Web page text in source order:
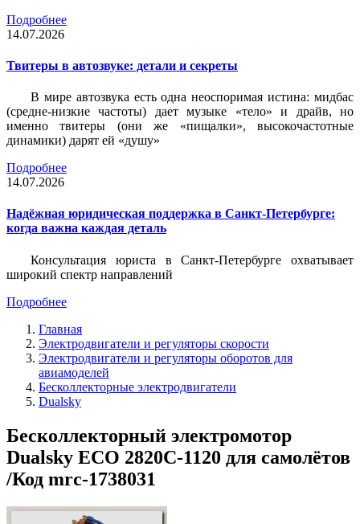
Подробнее
14.07.2026
Твитеры в автозвуке: детали и секреты
В мире автозвука есть одна неоспоримая истина: мидбас
(средне-низкие частоты) дает музыке «тело» и драйв, но
именно твитеры (они же «пищалки», высокочастотные
динамики) дарят ей «душу»
Подробнее
14.07.2026
Надёжная юридическая поддержка в Санкт-Петербурге:
когда важна каждая деталь
Консультация юриста в Санкт-Петербурге охватывает
широкий спектр направлений
Подробнее
Главная
Электродвигатели и регуляторы скорости
Электродвигатели и регуляторы оборотов для
авиамоделей
Бесколлекторные электродвигатели
Dualsky
Бесколлекторный электромотор
Dualsky ECO 2820C-1120 для самолётов
/Код mrc-1738031